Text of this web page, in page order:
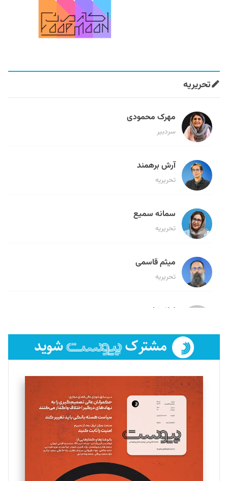
تحریریه
مهرک محمودی
سردبیر
آرش برهمند
تحریریه
سمانه سمیع
تحریریه
میثم قاسمی
تحریریه
لیلا حنارود
فائزه فتحی رستمی
تحریریه
سروش کرمیان
تحریریه
مینا پاکدل